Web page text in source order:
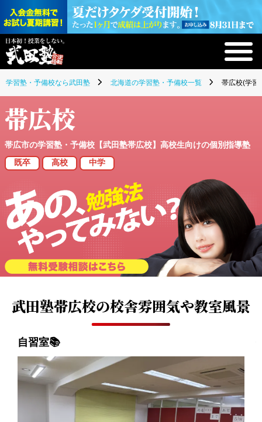
学習塾・予備校なら武田塾 北海道の学習塾・予備校一覧 帯広校(学習
帯広校
帯広市の学習塾・予備校【武田塾帯広校】高校生向けの個別指導塾
既卒 高校 中学
武田塾帯広校の校舎雰囲気や教室風景
自習室📚